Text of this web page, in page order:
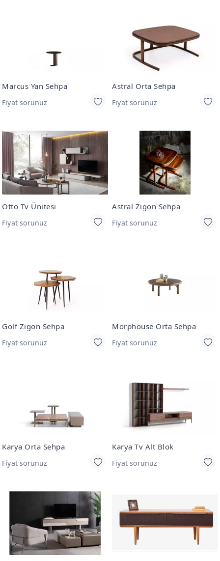
Marcus Yan Sehpa
Fiyat sorunuz
Astral Orta Sehpa
Fiyat sorunuz
Otto Tv Ünitesi
Fiyat sorunuz
Astral Zigon Sehpa
Fiyat sorunuz
Golf Zigon Sehpa
Fiyat sorunuz
Morphouse Orta Sehpa
Fiyat sorunuz
Karya Orta Sehpa
Fiyat sorunuz
Karya Tv Alt Blok
Fiyat sorunuz